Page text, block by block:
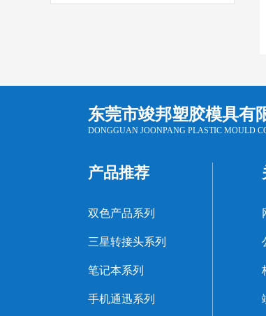
东莞市竣邦塑胶模具有
DONGGUAN JOONPANG PLASTIC MOULD
产品推荐
双色产品系列
三星转接头系列
笔记本系列
手机通迅系列